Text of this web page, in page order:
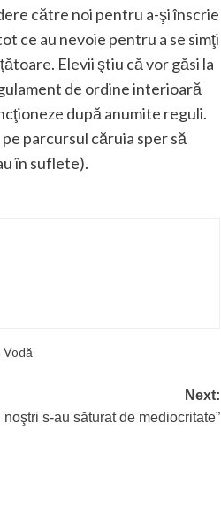
către noi pentru a-şi înscrie
ce au nevoie pentru a se simţi
Elevii ştiu că vor găsi la
de ordine interioară
după anumite reguli.
parcursul căruia sper să
în suflete).
Vodă
Next:
s-au săturat de mediocritate”